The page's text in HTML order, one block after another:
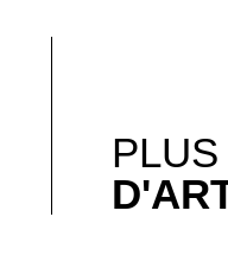
PLUS